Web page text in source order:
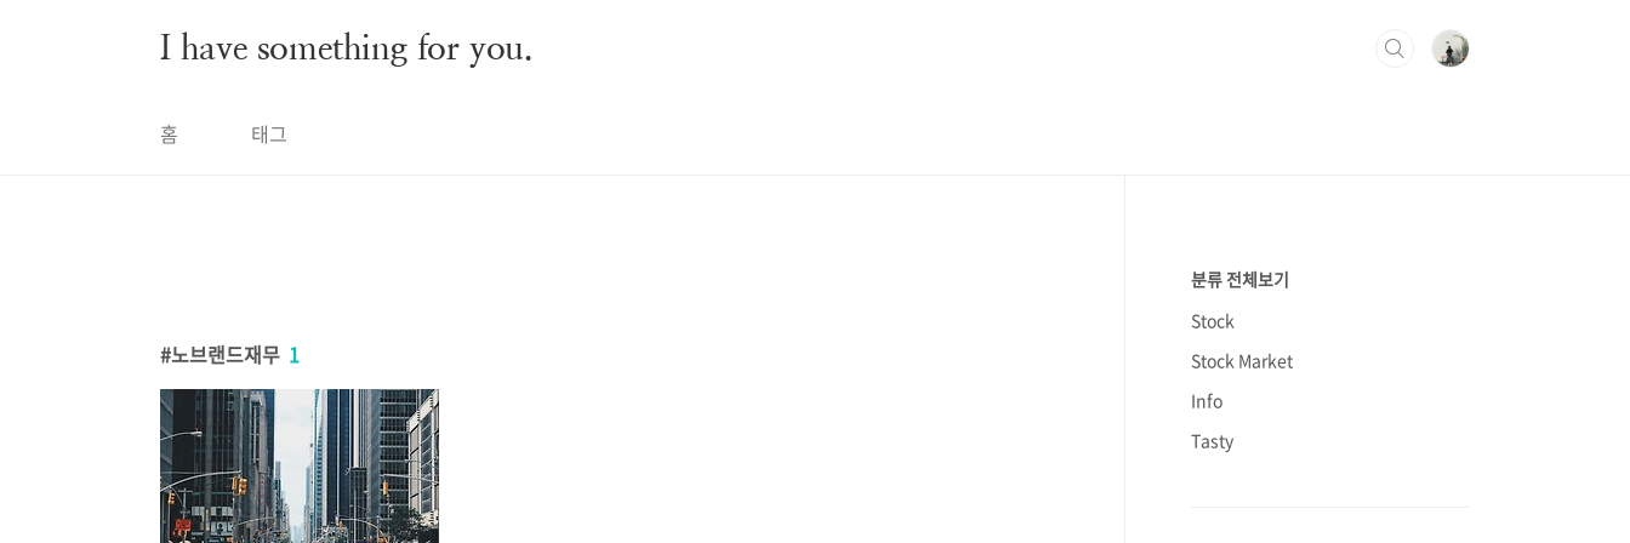
I have something for you.
홈 태그
노브랜드재무 1
분류 전체보기
Stock
Stock Market
Info
Tasty